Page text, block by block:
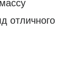
отличного